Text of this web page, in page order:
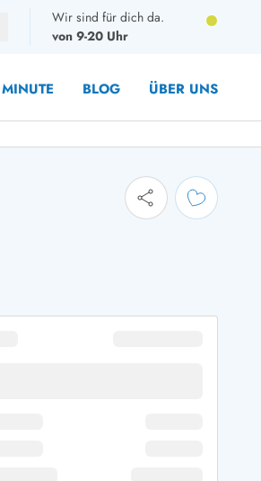
Wir sind für dich da.
von 9-20 Uhr
BLOG ÜBER UNS